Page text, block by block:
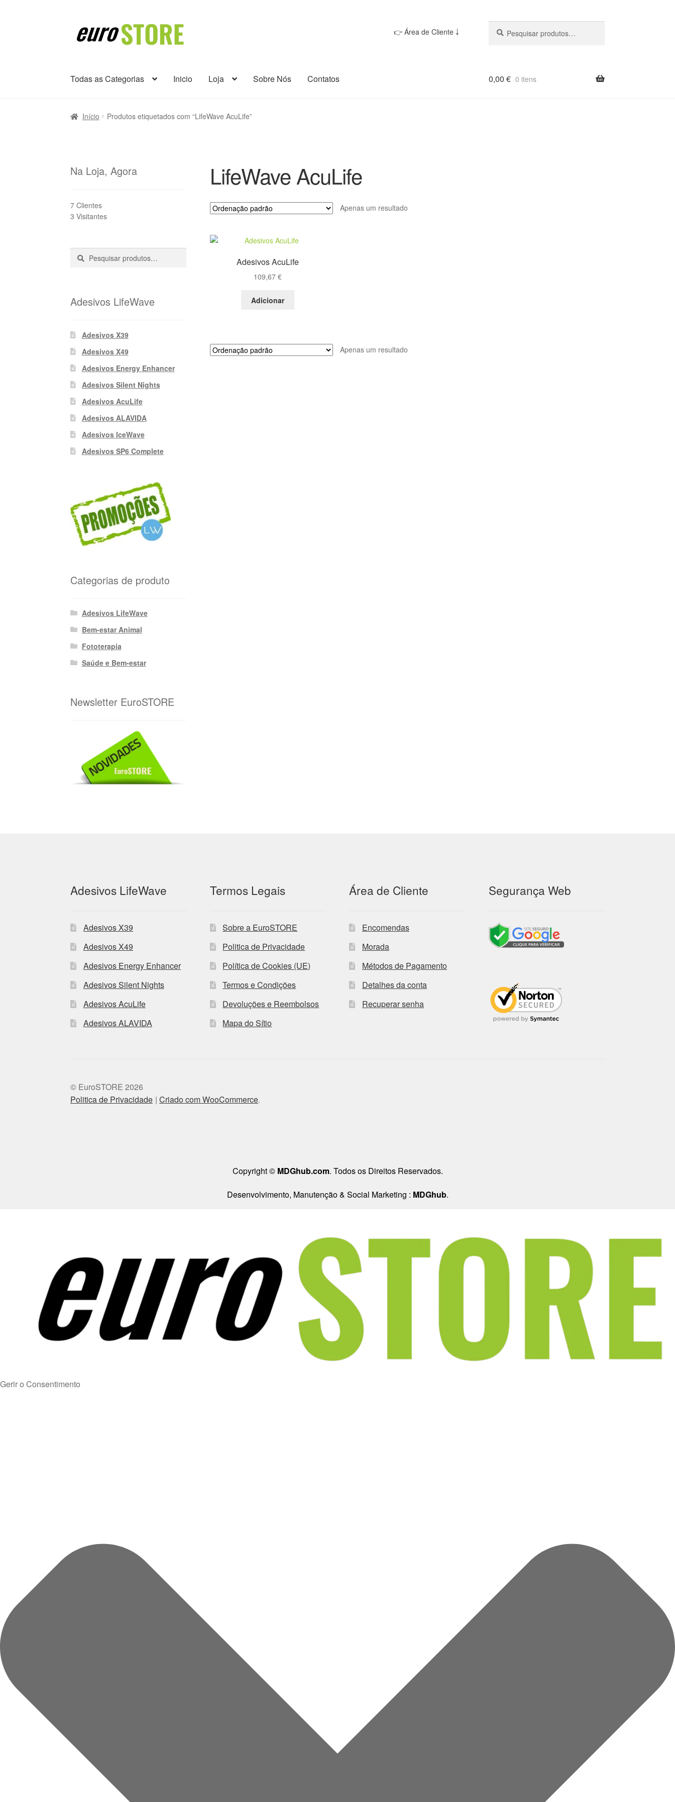
para
Saltar
para
👉 Área de Cliente ￬
Todas as Categorias Inicio Loja Sobre Nós Contatos 0,00 € 0 itens
Início Produtos etiquetados com “LifeWave AcuLife”
LifeWave AcuLife
Apenas um resultado
Adesivos AcuLife
109,67€
Adicionar
Apenas um resultado
Na Loja, Agora
7 Clientes
3 Visitantes
Pesquisar
Pesquisa
Adesivos LifeWave
Adesivos X39
Adesivos X49
Adesivos Energy Enhancer
Adesivos Silent Nights
Adesivos AcuLife
Adesivos ALAVIDA
Adesivos IceWave
Adesivos SP6 Complete
Categorias de produto
Adesivos LifeWave
Bem-estar Animal
Fototerapia
Saúde e Bem-estar
Newsletter EuroSTORE
Adesivos LifeWave
Adesivos X39
Adesivos X49
Adesivos Energy Enhancer
Adesivos Silent Nights
Adesivos AcuLife
Adesivos ALAVIDA
Termos Legais
Sobre a EuroSTORE
Politica de Privacidade
Política de Cookies (UE)
Termos e Condições
Devoluções e Reembolsos
Mapa do Sítio
Área de Cliente
Encomendas
Morada
Métodos de Pagamento
Detalhes da conta
Recuperar senha
Segurança Web
© EuroSTORE 2026
Politica de Privacidade Criado com WooCommerce.
Copyright © MDGhub.com. Todos os Direitos Reservados.
Desenvolvimento, Manutenção & Social Marketing : MDGhub.
Gerir o Consentimento